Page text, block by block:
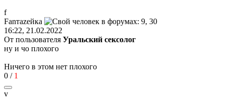
f
Fanтаzeйкa
16:22, 21.02.2022
От пользователя Уральский сексолог
ну и чо плохого
Ничего в этом нет плохого
0 / 1
v